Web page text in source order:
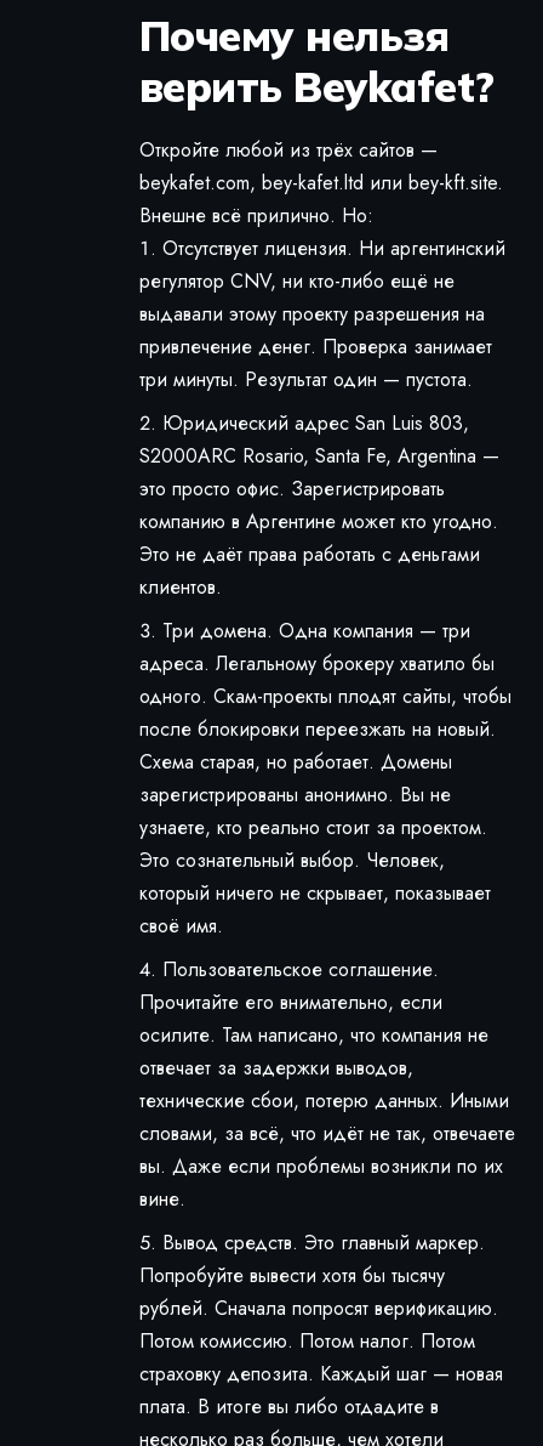
Почему нельзя
верить Beykafet?
Откройте любой из трёх сайтов —
beykafet.com, bey-kafet.ltd или bey-kft.site.
Внешне всё прилично. Но:
Отсутствует лицензия. Ни аргентинский
регулятор CNV, ни кто-либо ещё не
выдавали этому проекту разрешения на
привлечение денег. Проверка занимает
три минуты. Результат один — пустота.
Юридический адрес San Luis 803,
S2000ARC Rosario, Santa Fe, Argentina —
это просто офис. Зарегистрировать
компанию в Аргентине может кто угодно.
Это не даёт права работать с деньгами
клиентов.
Три домена. Одна компания — три
адреса. Легальному брокеру хватило бы
одного. Скам-проекты плодят сайты, чтобы
после блокировки переезжать на новый.
Схема старая, но работает. Домены
зарегистрированы анонимно. Вы не
узнаете, кто реально стоит за проектом.
Это сознательный выбор. Человек,
который ничего не скрывает, показывает
своё имя.
Пользовательское соглашение.
Прочитайте его внимательно, если
осилите. Там написано, что компания не
отвечает за задержки выводов,
технические сбои, потерю данных. Иными
словами, за всё, что идёт не так, отвечаете
вы. Даже если проблемы возникли по их
вине.
Вывод средств. Это главный маркер.
Попробуйте вывести хотя бы тысячу
рублей. Сначала попросят верификацию.
Потом комиссию. Потом налог. Потом
страховку депозита. Каждый шаг — новая
плата. В итоге вы либо отдадите в
несколько раз больше, чем хотели